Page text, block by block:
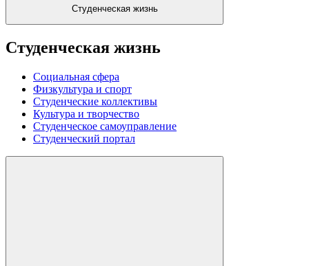
Студенческая жизнь
Студенческая жизнь
Социальная сфера
Физкультура и спорт
Студенческие коллективы
Культура и творчество
Студенческое самоуправление
Студенческий портал